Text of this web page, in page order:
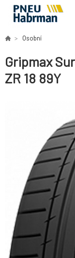
Osobní
Gripmax
ZR 18 89Y